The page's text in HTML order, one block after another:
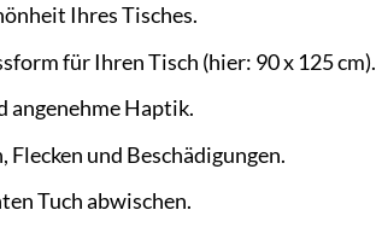
Ihres Tisches.
für Ihren Tisch (hier: 90 x 125 cm).
angenehme Haptik.
und Beschädigungen.
Tuch abwischen.